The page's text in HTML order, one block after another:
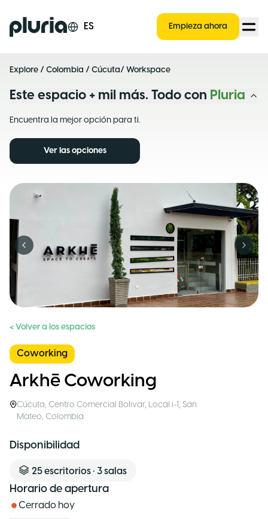
Logo Pluria ES Empieza ahora
Explore / Colombia / Cúcuta/ Workspace
Este espacio + mil más. Todo con Pluria
Encuentra la mejor opción para ti.
Ver las opciones
Previous slide Next
< Volver a los espacios
Coworking
Arkhē Coworking
Cúcuta, Centro Comercial Bolivar, Local i-1, San
Mateo, Colombia
Disponibilidad
25escritorios • 3salas
Horario de apertura
Cerrado hoy